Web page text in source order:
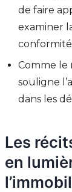
de faire
examiner
Comme le
souligne
dans les
Les
en